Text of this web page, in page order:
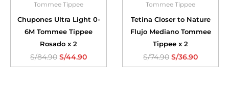
Tommee Tippee
Chupones Ultra Light 0-
6M Tommee Tippee
Rosado x 2
S/84.90 S/44.90
Tommee Tippee
Tetina Closer to Nature
Flujo Mediano Tommee
Tippee x 2
S/74.90 S/36.90